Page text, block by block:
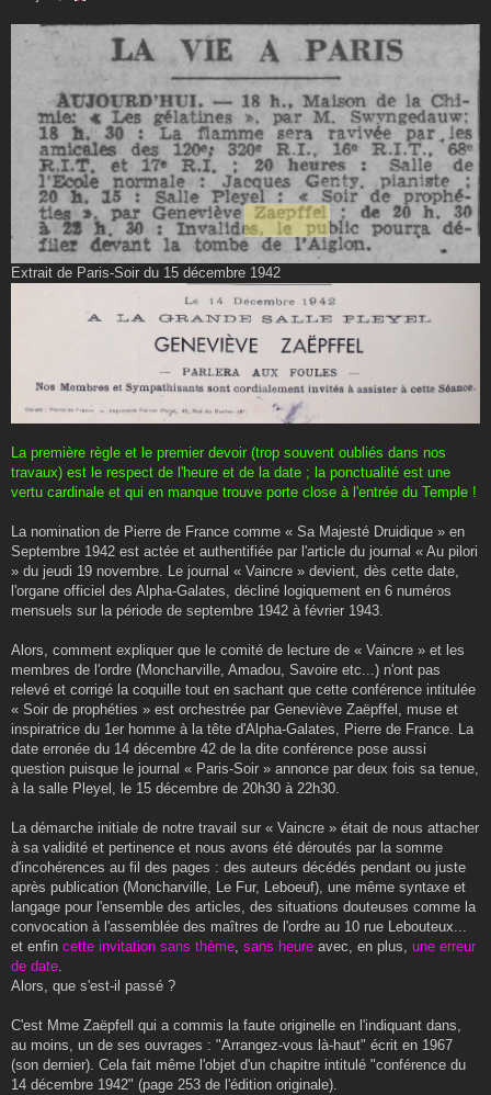
Extrait de Paris-Soir du 15 décembre 1942
La première règle et le premier devoir (trop souvent oubliés dans nos
travaux) est le respect de l'heure et de la date ; la ponctualité est une
vertu cardinale et qui en manque trouve porte close à l'entrée du Temple !
La nomination de Pierre de France comme « Sa Majesté Druidique » en
Septembre 1942 est actée et authentifiée par l'article du journal « Au pilori
» du jeudi 19 novembre. Le journal « Vaincre » devient, dès cette date,
l'organe officiel des Alpha-Galates, décliné logiquement en 6 numéros
mensuels sur la période de septembre 1942 à février 1943.
Alors, comment expliquer que le comité de lecture de « Vaincre » et les
membres de l'ordre (Moncharville, Amadou, Savoire etc...) n'ont pas
relevé et corrigé la coquille tout en sachant que cette conférence intitulée
« Soir de prophéties » est orchestrée par Geneviève Zaëpffel, muse et
inspiratrice du 1er homme à la tête d'Alpha-Galates, Pierre de France. La
date erronée du 14 décembre 42 de la dite conférence pose aussi
question puisque le journal « Paris-Soir » annonce par deux fois sa tenue,
à la salle Pleyel, le 15 décembre de 20h30 à 22h30.
La démarche initiale de notre travail sur « Vaincre » était de nous attacher
à sa validité et pertinence et nous avons été déroutés par la somme
d'incohérences au fil des pages : des auteurs décédés pendant ou juste
après publication (Moncharville, Le Fur, Leboeuf), une même syntaxe et
langage pour l'ensemble des articles, des situations douteuses comme la
convocation à l'assemblée des maîtres de l'ordre au 10 rue Lebouteux...
et enfin cette invitation sans thème, sans heure avec, en plus, une erreur
de date.
Alors, que s'est-il passé ?
C'est Mme Zaëpfell qui a commis la faute originelle en l'indiquant dans,
au moins, un de ses ouvrages : "Arrangez-vous là-haut" écrit en 1967
(son dernier). Cela fait même l'objet d'un chapitre intitulé "conférence du
14 décembre 1942" (page 253 de l'édition originale).